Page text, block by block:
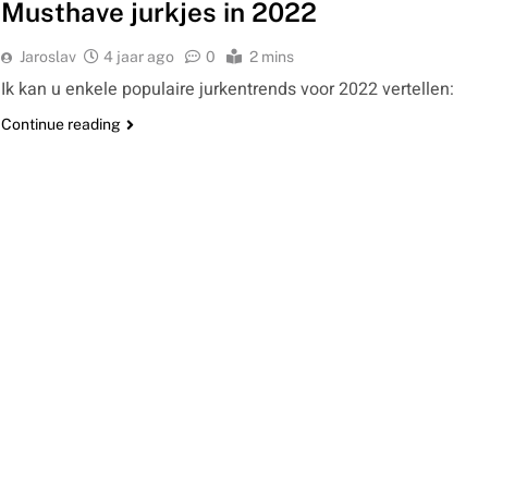
Musthave jurkjes in 2022
Jaroslav 4 jaar ago 0 2 mins
Ik kan u enkele populaire jurkentrends voor 2022 vertellen:
Continue reading